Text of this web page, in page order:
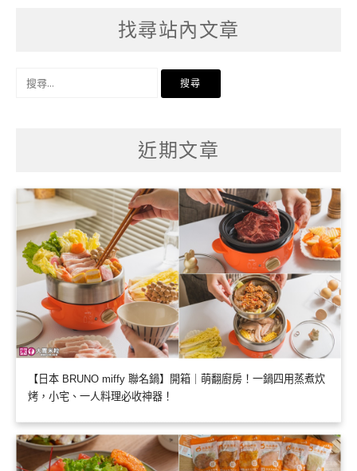
找尋站內文章
近期文章
【日本 BRUNO miffy 聯名鍋】開箱｜萌翻廚房！一鍋四用蒸煮炊
烤，小宅、一人料理必收神器！